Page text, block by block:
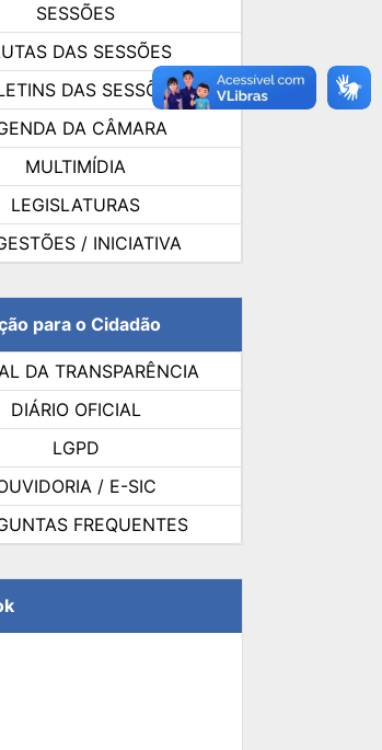
SESSÕES
DAS SESSÕES
DAS SESSÕES
DA CÂMARA
MULTIMÍDIA
LEGISLATURAS
/ INICIATIVA
para o Cidadão
DA TRANSPARÊNCIA
DIÁRIO OFICIAL
LGPD
/ E-SIC
FREQUENTES